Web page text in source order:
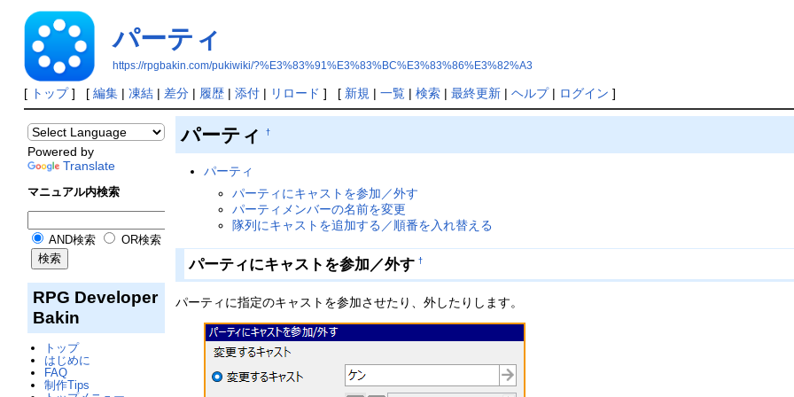
パーティ
https://rpgbakin.com/pukiwiki/?%E3%83%91%E3%83%BC%E3%83%86%E3%82%A3
[ トップ] [ 編集| 凍結| 差分| 履歴| 添付| リロード ] [ 新規 | 一覧| 検索| 最終更新| ヘルプ| ログイン ]
パーティ †
パーティ
パーティにキャストを参加／外す
パーティメンバーの名前を変更
隊列にキャストを追加する／順番を入れ替える
パーティにキャストを参加／外す †
パーティに指定のキャストを参加させたり、外したりします。
Powered by
Translate
マニュアル内検索
AND検索 OR検索
RPG Developer
Bakin
トップ
はじめに
FAQ
制作Tips